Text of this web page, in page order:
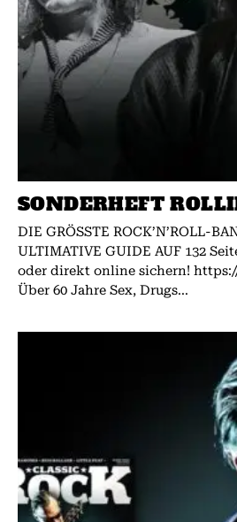
SONDERHEFT
DIE GRÖSSTE ROCK’N’ROLL-
ULTIMATIVE GUIDE AUF 132
oder direkt online sichern!
Über 60 Jahre Sex, Drugs...